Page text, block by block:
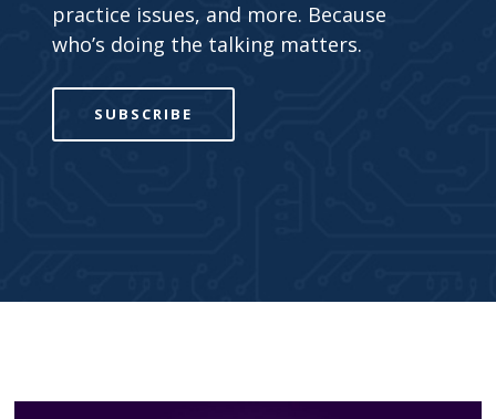
practice issues, and more. Because
who’s doing the talking matters.
SUBSCRIBE